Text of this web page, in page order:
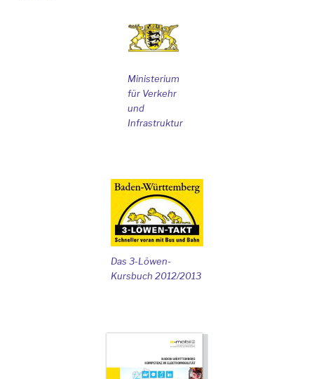
Ministerium
für Verkehr
und
Infrastruktur
Das 3-Löwen-
Kursbuch 2012/2013